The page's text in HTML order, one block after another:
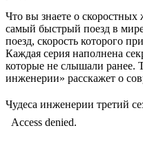
Что вы знаете о скоростных
самый быстрый поезд в
поезд, скорость которого
Каждая серия наполнена
которые не слышали ранее.
инженерии» расскажет о
Чудеса инженерии третий